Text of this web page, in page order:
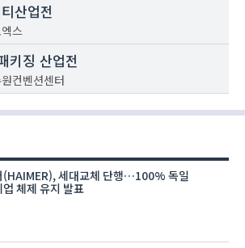
산업전
스
키징 산업전
컨벤션센터
(HAIMER), 세대교체 단행…100% 독일
업 체제 유지 발표